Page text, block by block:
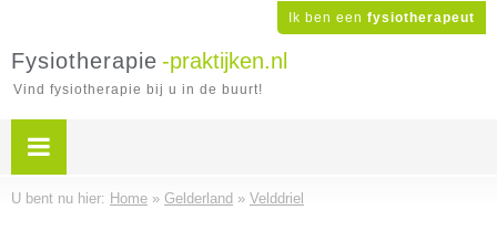
Ik ben een fysiotherapeut
Fysiotherapie -praktijken.nl
Vind fysiotherapie bij u in de buurt!
U bent nu hier: Home » Gelderland » Velddriel